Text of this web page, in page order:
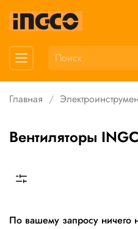
Главная
Вентиляторы
По вашему запросу ничего